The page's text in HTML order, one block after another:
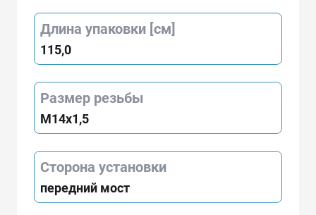
Длина упаковки [см]
115,0
Размер резьбы
M14x1,5
Сторона установки
передний мост